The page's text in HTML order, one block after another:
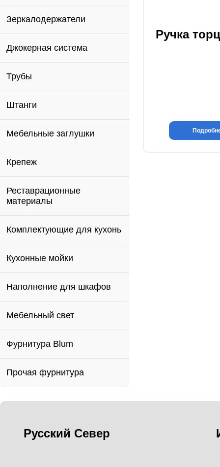
Зеркалодержатели
Джокерная система
Трубы
Штанги
Мебельные заглушки
Крепеж
Реставрационные
материалы
Комплектующие для кухонь
Кухонные мойки
Наполнение для шкафов
Мебельный свет
Фурнитура Blum
Прочая фурнитура
Ручка
Русский Север